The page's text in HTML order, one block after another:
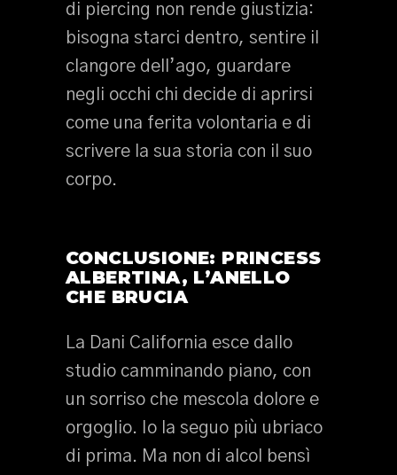
di piercing non rende giustizia:
bisogna starci dentro, sentire il
clangore dell’ago, guardare
negli occhi chi decide di aprirsi
come una ferita volontaria e di
scrivere la sua storia con il suo
corpo.
CONCLUSIONE: PRINCESS
ALBERTINA, L’ANELLO
CHE BRUCIA
La Dani California esce dallo
studio camminando piano, con
un sorriso che mescola dolore e
orgoglio. Io la seguo più ubriaco
di prima. Ma non di alcol bensì